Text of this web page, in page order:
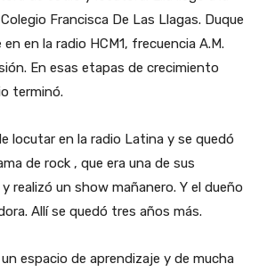
Francisca De Las Llagas. Duque
en la radio HCM1, frecuencia A.M.
En esas etapas de crecimiento
terminó.
locutar en la radio Latina y se quedó
de rock , que era una de sus
realizó un show mañanero. Y el dueño
Allí se quedó tres años más.
espacio de aprendizaje y de mucha